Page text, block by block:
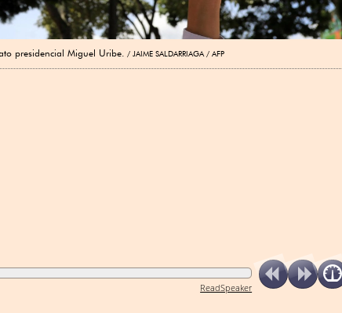
presidencial Miguel Uribe. JAIME SALDARRIAGA / AFP
ReadSpeaker